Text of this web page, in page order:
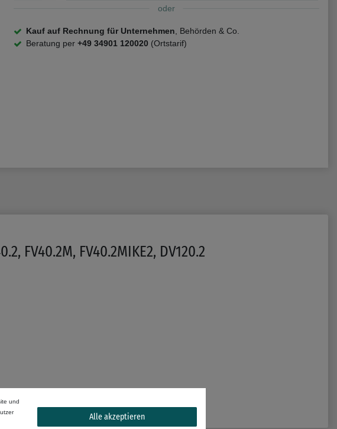
oder
Kauf auf Rechnung für Unternehmen , Behörden & Co.
Beratung per +49 34901 120020 (Ortstarif)
FV40.2M, FV40.2MIKE2, DV120.2
und
Alle akzeptieren